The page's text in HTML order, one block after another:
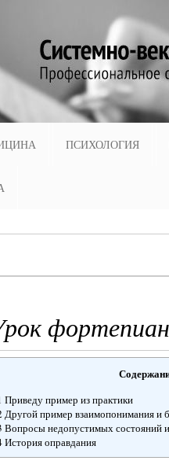
ПСИХОЛОГИЯ
Приведу пример из практики
Другой пример взаимопонимания и
Вопросы недопустимых состояний и
История оправдания